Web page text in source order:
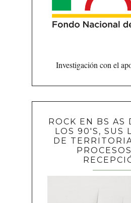
Investigación con el
ROCK EN BS AS
LOS 90'S, SUS
DE